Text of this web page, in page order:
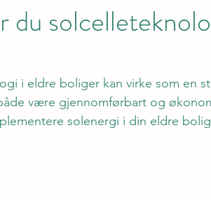
du
i eldre boliger kan virke som en
være gjennomførbart og
solenergi i din eldre